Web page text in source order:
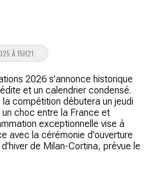
À 15H21
2026 s'annonce historique
et un calendrier condensé.
compétition débutera un jeudi
choc entre la France et
exceptionnelle vise à
avec la cérémonie d'ouverture
de Milan-Cortina, prévue le